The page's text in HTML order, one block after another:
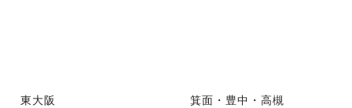
東大阪 箕面・豊中・高槻